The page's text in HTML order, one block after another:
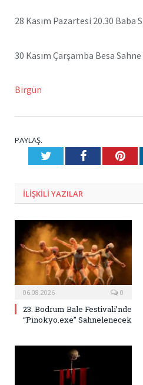
28 Kasım Pazartesi 20.30 Baba
30 Kasım Çarşamba Besa
Birgün
PAYLAŞ.
TwitterFacebook
ILIŞKILI YAZILAR
06.08.2026 0
23. Bodrum Bale Festivali’nde
“Pinokyo.exe” Sahnelenecek